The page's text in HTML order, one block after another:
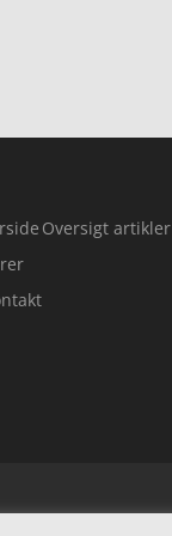
Oversigt artikler